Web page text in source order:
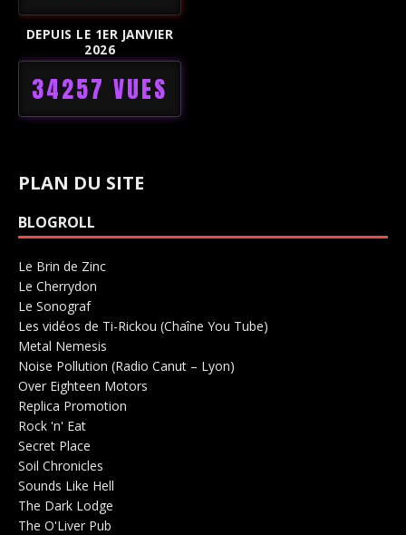
DEPUIS LE 1ER JANVIER
2026
34257 VUES
PLAN DU SITE
BLOGROLL
Le Brin de Zinc
Le Cherrydon
Le SonografSalle de concerts 0
Les vidéos de Ti-Rickou (Chaîne You Tube)
Metal Nemesis
Noise Pollution (Radio Canut – Lyon)
Over Eighteen Motors
Replica Promotion
Rock 'n' Eat
Secret Place
Soil Chronicles
Sounds Like Hell
The Dark Lodge
The O'Liver Pub